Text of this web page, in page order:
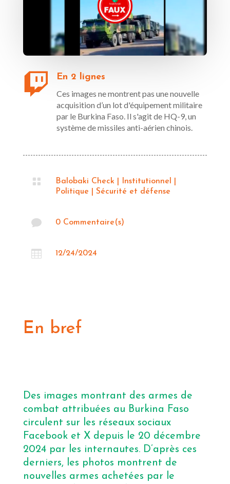

En 2 lignes
Ces images ne montrent pas une nouvelle
acquisition d’un lot d'équipement militaire
par le Burkina Faso. Il s'agit de HQ-9, un
système de missiles anti-aérien chinois.
 Balobaki Check Institutionnel
Politique
Sécurité et défense
 0 Commentaire(s)
 12/24/2024
En bref
Des images montrant des armes de
combat attribuées au Burkina Faso
circulent sur les réseaux sociaux
Facebook et X depuis le 20 décembre
2024 par les internautes. D’après ces
derniers, les photos montrent de
nouvelles armes achetées par le